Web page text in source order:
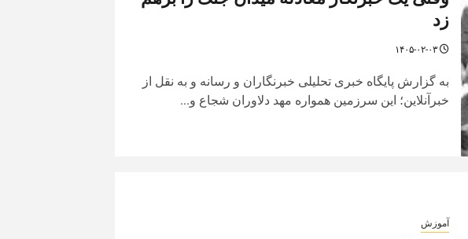
زد
۱۴۰۵-۰۲-۰۳
به گزارش پایگاه خبری تحلیلی خبرنگاران و رسانه و به نقل از
خبرآنلاین؛ این سرزمین همواره مهد دلاوران شجاع و...
آموزش